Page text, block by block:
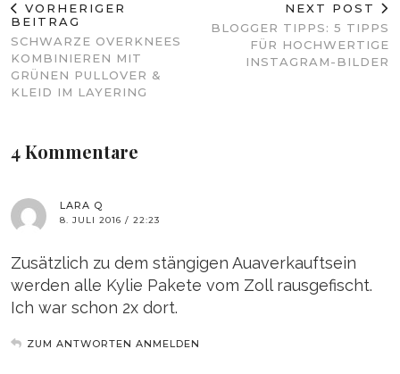
VORHERIGER
BEITRAG
SCHWARZE OVERKNEES
KOMBINIEREN MIT
GRÜNEN PULLOVER &
KLEID IM LAYERING
NEXT POST
BLOGGER TIPPS: 5 TIPPS
FÜR HOCHWERTIGE
INSTAGRAM-BILDER
4 Kommentare
LARA Q
8. JULI 2016 / 22:23
Zusätzlich zu dem stängigen Auaverkauftsein
werden alle Kylie Pakete vom Zoll rausgefischt.
Ich war schon 2x dort.
ZUM ANTWORTEN ANMELDEN